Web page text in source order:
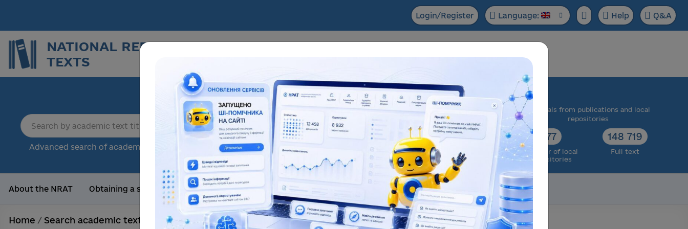
Login/Register Language: Help Q&A
NATIONAL REPOSITORY OF ACADEMIC
TEXTS
Advanced search of academic text
The NRAT database:
Reports in the field of scientific and
scientific and technical activities
186 155
Total number
138 083
Full text
Dissertations for obtaining scientific
degrees and abstracts
181 945
Total number
173 174
Full text
Materials from publications and local
repositories
77
Number of local
repositories
148 719
Full text
About the NRAT Obtaining a scientific degree Useful resources Reviews Popularization of science Scientific data
Home / Search academic texts